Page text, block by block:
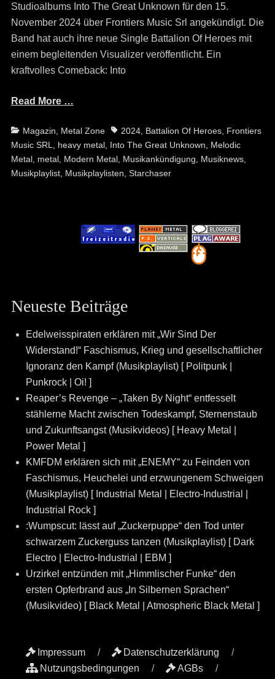
Studioalbums Into The Great Unknown für den 15.
November 2024 über Frontiers Music Srl angekündigt. Die
Band hat auch ihre neue Single Battalion Of Heroes mit
einem begleitenden Visualizer veröffentlicht. Ein
kraftvolles Comeback: Into
Read More …
Categories
Magazin Metal Zone Tags2024, Battalion Of Heroes, Frontiers
Music SRL
heavy metal, Into The Great Unknown
Melodic
Metal, metal, Modern Metal, Musikankündigung Musiknews,
Musikplaylist, Musikplaylisten Starchaser
Neueste Beiträge
Edelweisspiraten erklären mit „Wir Sind Der
Widerstand!“ Faschismus, Krieg und gesellschaftlicher
Ignoranz den Kampf (Musikplaylist) [ Politpunk |
Punkrock | Oi! ]
Reaper’s Revenge – „Taken By Night“ entfesselt
stählerne Macht zwischen Todeskampf, Sternenstaub
und Zukunftsangst (Musikvideos) [ Heavy Metal |
Power Metal ]
KMFDM erklären sich mit „ENEMY“ zu Feinden von
Faschismus, Heuchelei und erzwungenem Schweigen
(Musikplaylist) [ Industrial Metal | Electro-Industrial |
Industrial Rock ]
:Wumpscut: lässt auf „Zuckerpuppe“ den Tod unter
schwarzem Zuckerguss tanzen (Musikplaylist) [ Dark
Electro | Electro-Industrial | EBM ]
Urzirkel entzünden mit „Himmlischer Funke“ den
ersten Opferbrand aus „In Silbernen Sprachen“
(Musikvideo) [ Black Metal | Atmospheric Black Metal ]
Impressum
Datenschutzerklärung
Nutzungsbedingungen
AGBs